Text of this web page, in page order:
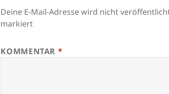
Deine E-Mail-Adresse wird nicht
markiert
KOMMENTAR *